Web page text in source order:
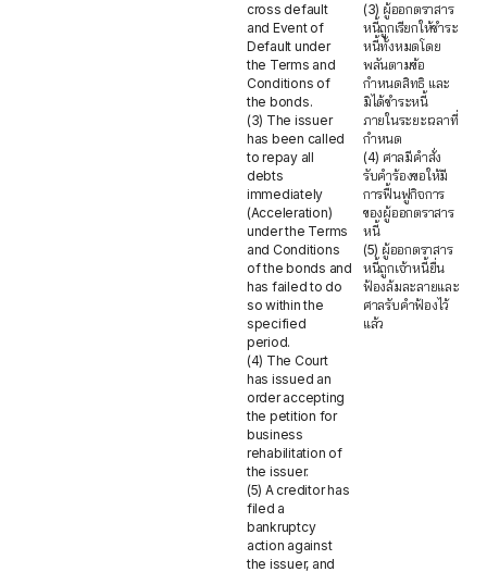
cross default
and Event of
Default under
the Terms and
Conditions of
the bonds.
(3) The issuer
has been called
to repay all
debts
immediately
(Acceleration)
under the Terms
and Conditions
of the bonds and
has failed to do
so within the
specified
period.
(4) The Court
has issued an
order accepting
the petition for
business
rehabilitation of
the issuer.
(5) A creditor has
filed a
bankruptcy
action against
the issuer, and
(3) ผู้ออกตราสาร
หนี้ถูกเรียกให้ชำระ
หนี้ทั้งหมดโดย
พลันตามข้อ
กำหนดสิทธิ และ
มิได้ชำระหนี้
ภายในระยะเวลาที่
กำหนด
(4) ศาลมีคำสั่ง
รับคำร้องขอให้มี
การฟื้นฟูกิจการ
ของผู้ออกตราสาร
หนี้
(5) ผู้ออกตราสาร
หนี้ถูกเจ้าหนี้ยื่น
ฟ้องล้มละลายและ
ศาลรับคำฟ้องไว้
แล้ว